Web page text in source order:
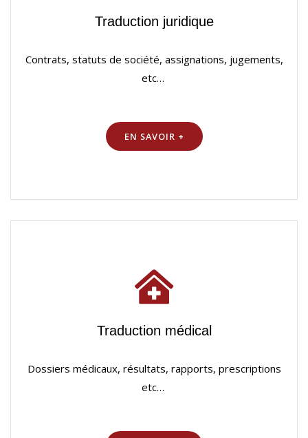
Traduction juridique
Contrats, statuts de société, assignations, jugements,
etc…
EN SAVOIR +
Traduction médical
Dossiers médicaux, résultats, rapports, prescriptions
etc…